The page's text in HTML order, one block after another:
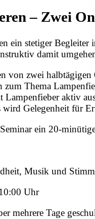
– Zwei
ein stetiger
damit
von zwei
zum Thema
aktiv
Gelegenheit für
ein 20-
Musik und
Uhr
mehrere Tage